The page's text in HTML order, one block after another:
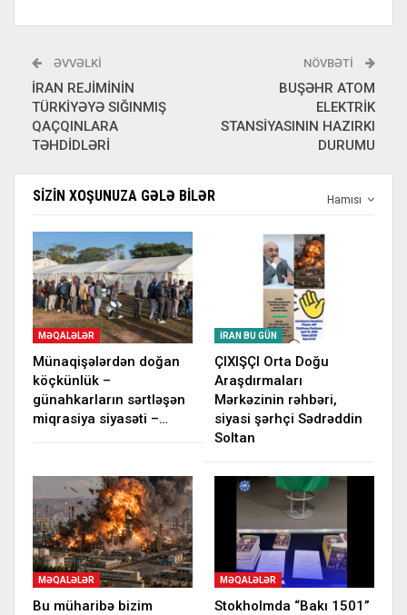
ƏVVƏLKI
İRAN REJİMİNİN
TÜRKİYƏYƏ SIĞINMIŞ
QAÇQINLARA
TƏHDİDLƏRİ
NÖVBƏTI
BUŞƏHR ATOM
ELEKTRİK
STANSİYASININ HAZIRKI
DURUMU
Hamısı
SIZIN XOŞUNUZA GƏLƏ BILƏR
MƏQALƏLƏR
Münaqişələrdən doğan
köçkünlük –
günahkarların sərtləşən
miqrasiya siyasəti –…
İRAN BU GÜN
ÇIXIŞÇI Orta Doğu
Araşdırmaları
Mərkəzinin rəhbəri,
siyasi şərhçi Sədrəddin
Soltan
MƏQALƏLƏR
Bu müharibə bizim
MƏQALƏLƏR
Stokholmda “Bakı 1501”